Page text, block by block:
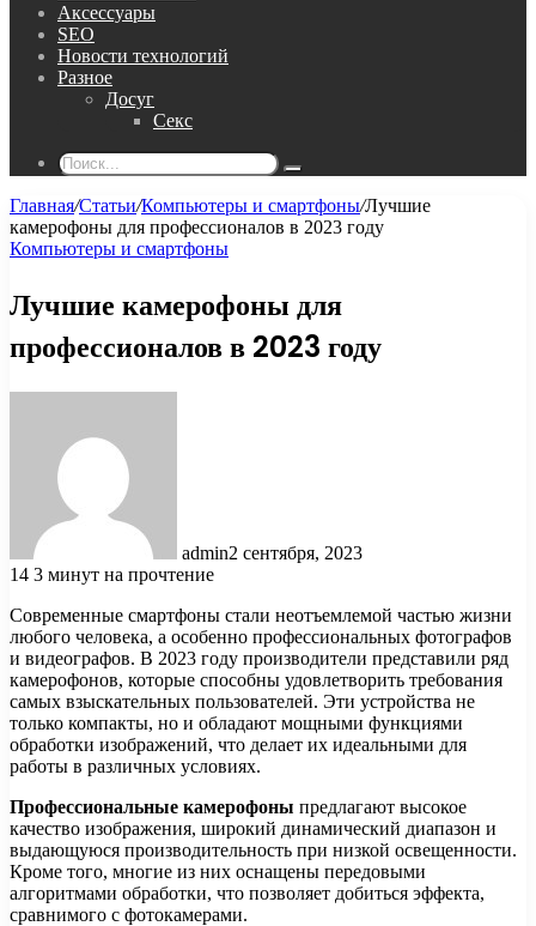
Аксессуары
SEO
Новости технологий
Разное
Досуг
Секс
Поиск...
Главная/Статьи/Компьютеры и смартфоны/Лучшие
камерофоны для профессионалов в 2023 году
Компьютеры и смартфоны
Лучшие камерофоны для
профессионалов в 2023 году
admin2 сентября, 2023
14 3 минут на прочтение
Современные смартфоны стали неотъемлемой частью жизни
любого человека, а особенно профессиональных фотографов
и видеографов. В 2023 году производители представили ряд
камерофонов, которые способны удовлетворить требования
самых взыскательных пользователей. Эти устройства не
только компакты, но и обладают мощными функциями
обработки изображений, что делает их идеальными для
работы в различных условиях.
Профессиональные камерофоны предлагают высокое
качество изображения, широкий динамический диапазон и
выдающуюся производительность при низкой освещенности.
Кроме того, многие из них оснащены передовыми
алгоритмами обработки, что позволяет добиться эффекта,
сравнимого с фотокамерами.